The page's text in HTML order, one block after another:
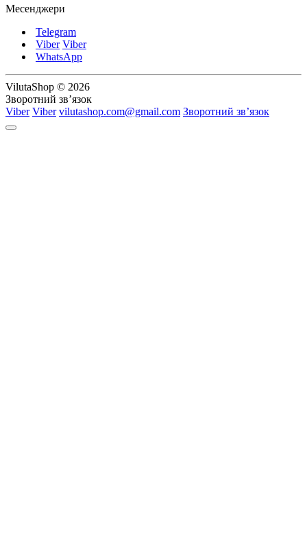
Месенджери
Telegram
Viber Viber
WhatsApp
VilutaShop © 2026
Зворотний зв’язок
Viber Viber vilutashop.com@gmail.com Зворотний зв’язок